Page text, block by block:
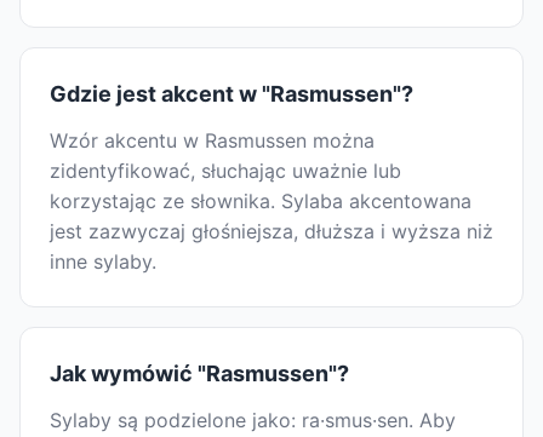
Gdzie jest akcent w "Rasmussen"?
Wzór akcentu w Rasmussen można
zidentyfikować, słuchając uważnie lub
korzystając ze słownika. Sylaba akcentowana
jest zazwyczaj głośniejsza, dłuższa i wyższa niż
inne sylaby.
Jak wymówić "Rasmussen"?
Sylaby są podzielone jako: ra·smus·sen. Aby